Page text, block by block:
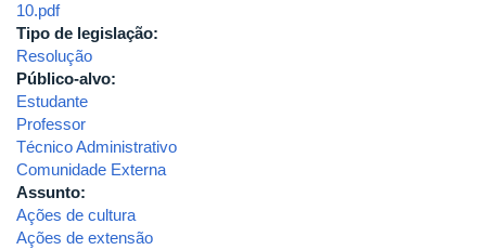
10.pdf
Tipo de legislação:
Resolução
Público-alvo:
Estudante
Professor
Técnico Administrativo
Comunidade Externa
Assunto:
Ações de cultura
Ações de extensão